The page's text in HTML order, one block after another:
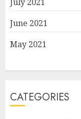
June 2021
May 2021
CATEGORIES